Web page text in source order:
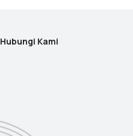
Hubungi Kami